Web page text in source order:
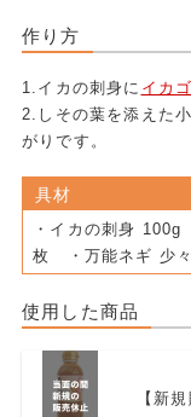
作り方
1.イカの刺身に イカ
2.しその葉を添えた
がりです。
具材
・イカの刺身
枚 ・万能ネギ 少々
使用した商品
【新